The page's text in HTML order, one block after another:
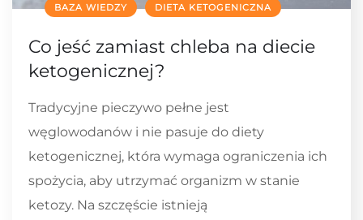
BAZA WIEDZY DIETA KETOGENICZNA
Co jeść zamiast chleba na diecie
ketogenicznej?
Tradycyjne pieczywo pełne jest
węglowodanów i nie pasuje do diety
ketogenicznej, która wymaga ograniczenia ich
spożycia, aby utrzymać organizm w stanie
ketozy. Na szczęście istnieją